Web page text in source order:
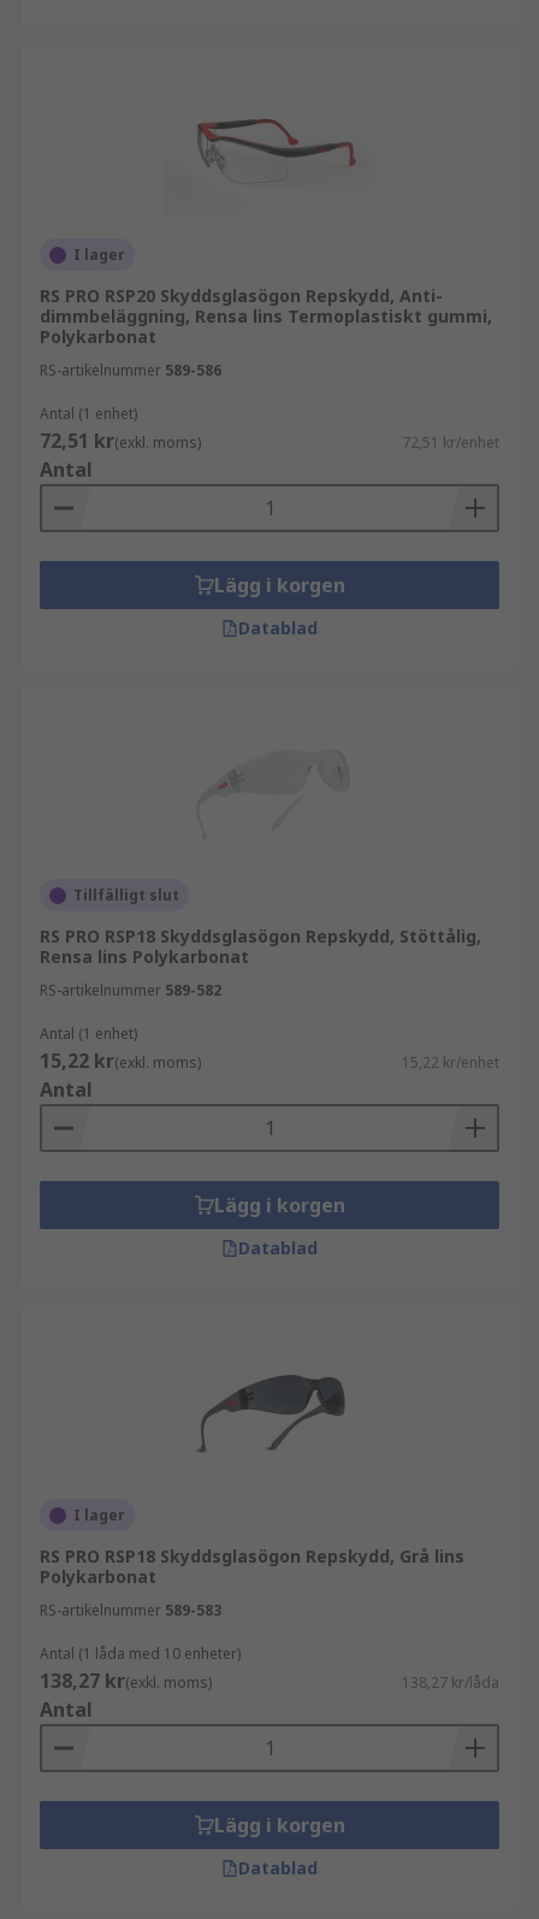
I lager
RS PRO RSP20 Skyddsglasögon Repskydd, Anti-
dimmbeläggning, Rensa lins Termoplastiskt gummi,
Polykarbonat
RS-artikelnummer 589-586
Antal (1 enhet)
72,51 kr(exkl. moms) 72,51 kr/enhet
Antal
Lägg i korgen
Datablad
Tillfälligt slut
RS PRO RSP18 Skyddsglasögon Repskydd, Stöttålig,
Rensa lins Polykarbonat
RS-artikelnummer 589-582
Antal (1 enhet)
15,22 kr(exkl. moms) 15,22 kr/enhet
Antal
Lägg i korgen
Datablad
I lager
RS PRO RSP18 Skyddsglasögon Repskydd, Grå lins
Polykarbonat
RS-artikelnummer 589-583
Antal (1 låda med 10 enheter)
138,27 kr(exkl. moms) 138,27 kr/låda
Antal
Lägg i korgen
Datablad